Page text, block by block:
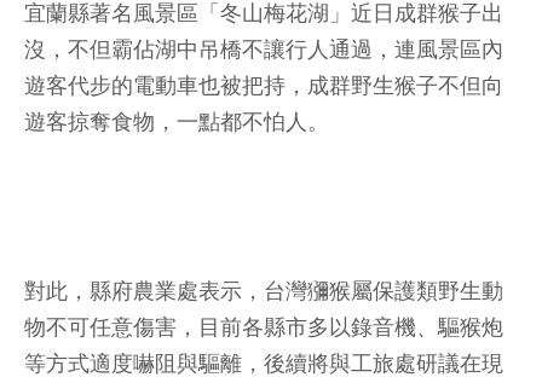
宜蘭縣著名風景區「冬山梅花湖」近日成群猴子出
沒，不但霸佔湖中吊橋不讓行人通過，連風景區內
遊客代步的電動車也被把持，成群野生猴子不但向
遊客掠奪食物，一點都不怕人。
對此，縣府農業處表示，台灣獼猴屬保護類野生動
物不可任意傷害，目前各縣市多以錄音機、驅猴炮
等方式適度嚇阻與驅離，後續將與工旅處研議在現